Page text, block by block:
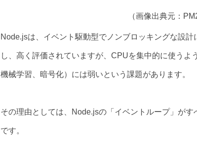
（画像出典元：
Node.jsは、イベント駆動型でノンブロッキングな設
し、高く評価されていますが、CPUを集中的に使うよ
機械学習、暗号化）には弱いという課題があります。
その理由としては、Node.jsの「イベントループ」が
です。